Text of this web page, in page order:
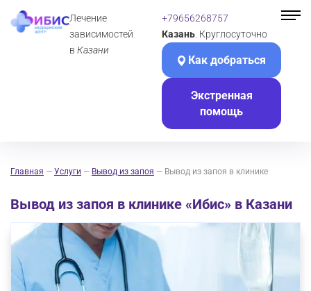
Лечение
зависимостей
в Казани
+79656268757
Казань . Круглосуточно
Как добраться
Экстренная
помощь
Главная — Услуги — Вывод из запоя — Вывод из запоя в клинике
Вывод из запоя в клинике «Ибис» в Казани